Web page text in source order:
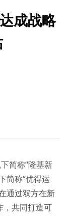
成战略
简称“隆基新
简称“优得运
通过双方在新
，共同打造可